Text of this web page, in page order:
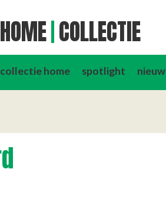
HOME COLLECTIE
collectie home spotlight nieuw